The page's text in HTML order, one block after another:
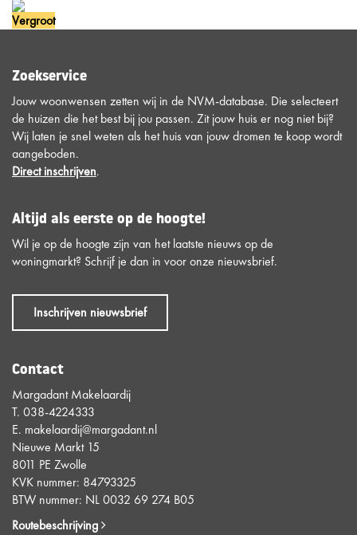
Vergroot
Zoekservice
Jouw woonwensen zetten wij in de NVM-database. Die selecteert
de huizen die het best bij jou passen. Zit jouw huis er nog niet bij?
Wij laten je snel weten als het huis van jouw dromen te koop wordt
aangeboden.
Direct inschrijven.
Altijd als eerste op de hoogte!
Wil je op de hoogte zijn van het laatste nieuws op de
woningmarkt? Schrijf je dan in voor onze nieuwsbrief.
Inschrijven nieuwsbrief
Contact
Margadant Makelaardij
T. 038-4224333
E. makelaardij@margadant.nl
Nieuwe Markt 15
8011 PE Zwolle
KVK nummer: 84793325
BTW nummer: NL 0032 69 274 B05
Routebeschrijving